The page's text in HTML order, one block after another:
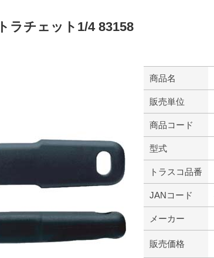
ラチェット1/4 83158
商品名
販売単位
商品コード
型式
トラスコ品番
JANコード
メーカー
販売価格